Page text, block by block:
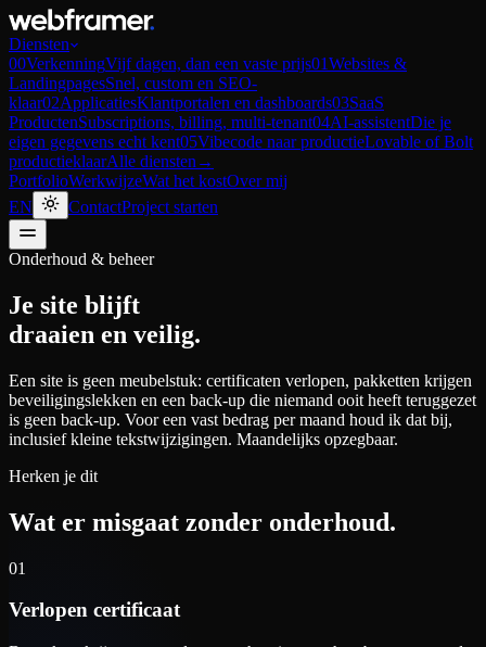
Diensten
00VerkenningVijf dagen, dan een vaste prijs01Websites &
LandingpagesSnel, custom en SEO-
klaar02ApplicatiesKlantportalen en dashboards03SaaS
ProductenSubscriptions, billing, multi-tenant04AI-assistentDie je
eigen gegevens echt kent05Vibecode naar productieLovable of Bolt
productieklaarAlle diensten →
PortfolioWerkwijzeWat het kostOver mij
EN
ContactProject starten
Onderhoud & beheer
Je site blijft
draaien en veilig.
Een site is geen meubelstuk: certificaten verlopen, pakketten krijgen
beveiligingslekken en een back-up die niemand ooit heeft teruggezet
is geen back-up. Voor een vast bedrag per maand houd ik dat bij,
inclusief kleine tekstwijzigingen. Maandelijks opzegbaar.
Herken je dit
Wat er misgaat zonder onderhoud.
01
Verlopen certificaat